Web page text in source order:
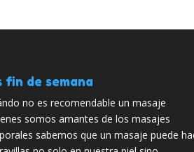
fin de semana
no es recomendable un masaje
somos amantes de los masajes
sabemos que un masaje puede